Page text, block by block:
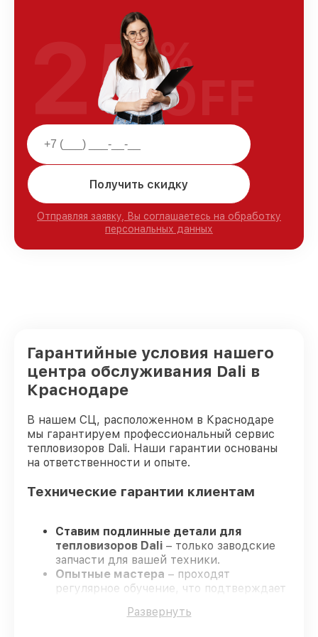
Получить скидку
Отправляя заявку, Вы соглашаетесь на обработку
персональных данных
25%
OFF
Гарантийные условия нашего
центра обслуживания Dali в
Краснодаре
В нашем СЦ, расположенном в Краснодаре
мы гарантируем профессиональный сервис
тепловизоров Dali. Наши гарантии основаны
на ответственности и опыте.
Технические гарантии клиентам
Ставим подлинные детали для
тепловизоров Dali – только заводские
запчасти для вашей техники.
Опытные мастера – проходят
регулярное обучение, что подтверждает
Завершаем работы без задержек
Развернуть